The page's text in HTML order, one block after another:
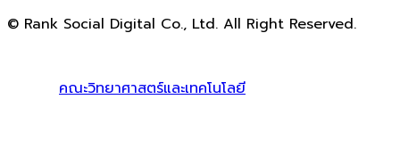
© Rank Social Digital Co., Ltd. All Right Reserved.
คณะวิทยาศาสตร์และเทคโนโลยี